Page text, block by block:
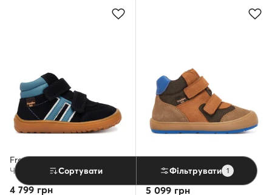
Сортувати Фільтрувати 1
Froddo
Черевики · Cиній
4 799 грн
Froddo
Черевики · Коричневий
5 099 грн